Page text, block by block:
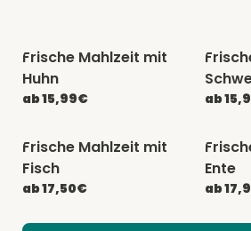
-20% mit CATCHEF20
Frische Mahlzeit mit
Huhn
ab 15,99€ ab
-20% mit CATCHEF20
Frische Mahlzeit mit
Fisch
ab 17,50€
Ente
ab